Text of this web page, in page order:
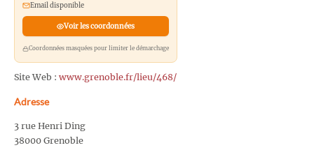
Email disponible
Voir les coordonnées
Coordonnées masquées pour limiter le démarchage
Site Web : www.grenoble.fr/lieu/468/
Adresse
3 rue Henri Ding
38000 Grenoble